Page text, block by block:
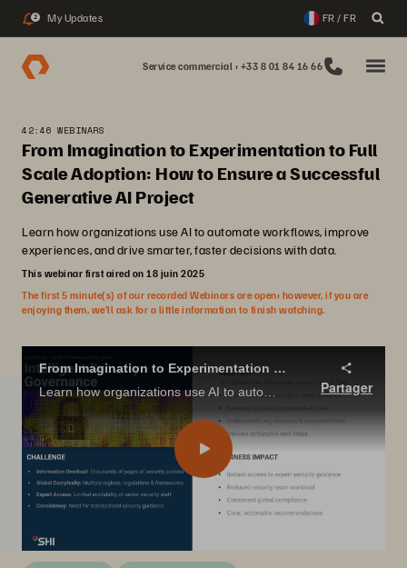
2 My Updates FR / FR
Service commercial : +33 8 01 84 16 66
42:46 WEBINARS
From Imagination to Experimentation to Full
Scale Adoption: How to Ensure a Successful
Generative AI Project
Learn how organizations use AI to automate workflows, improve
experiences, and drive smarter, faster decisions with data.
This webinar first aired on 18 juin 2025
The first 5 minute(s) of our recorded Webinars are open; however, if you are
enjoying them, we’ll ask for a little information to finish watching.
From Imagination to Experimentation to Full Scale Adoption: How to ensure a successful Generative AI Project
Learn how organizations use AI to automate workflows, improve experiences, and drive smarter, faster decisions with data
Partager